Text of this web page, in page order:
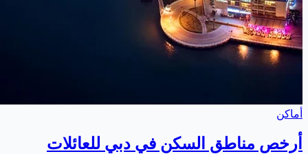
أماكن
أرخص مناطق السكن في دبي للعائلات